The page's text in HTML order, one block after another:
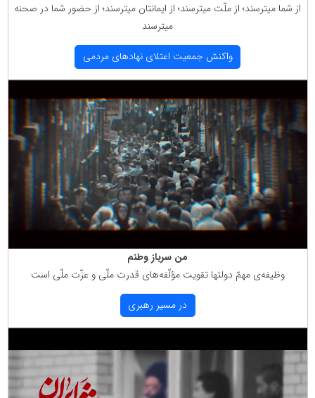
از شما میترسند؛ از ملّت میترسند؛ از ایمانتان میترسند؛ از حضور شما در صحنه
میترسند
واكنش جمعیت اعتلای نهادهای مردمی
من سرباز وطنم
وظیفه‌ی مهمّ دولتها تقویت مؤلّفه‌های قدرت ملّی و عزّت ملّی است
در مسیر رهبری